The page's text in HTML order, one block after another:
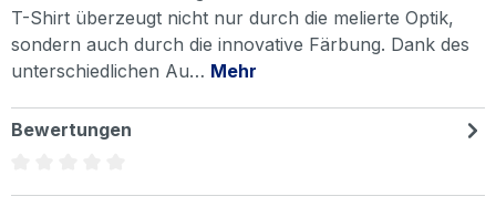
T-Shirt überzeugt nicht nur durch die melierte Optik,
sondern auch durch die innovative Färbung. Dank des
unterschiedlichen Au… Mehr
Bewertungen